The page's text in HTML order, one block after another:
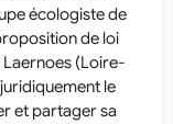
écologiste de
de loi
(Loire-
le
et partager sa